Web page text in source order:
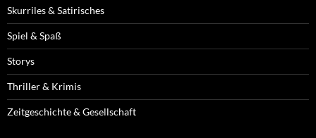
Skurriles & Satirisches
Spiel & Spaß
Storys
Thriller & Krimis
Zeitgeschichte & Gesellschaft